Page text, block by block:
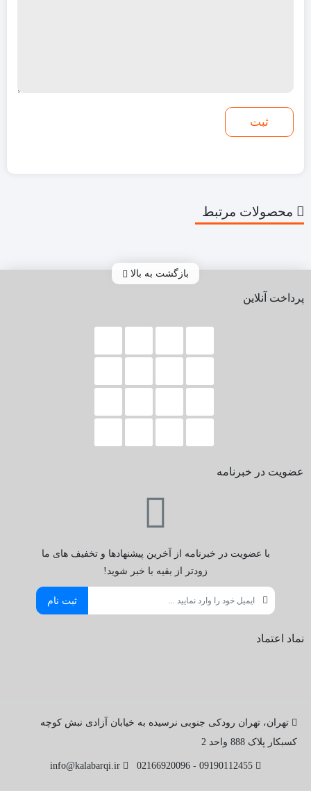
محصولات مرتبط
بازگشت به بالا
پرداخت آنلاین
عضویت در خبرنامه
با عضویت در خبرنامه از آخرین پیشنهادها و تخفیف های ما
زودتر از بقیه با خبر شوید!
ثبت نام
نماد اعتماد
تهران، تهران رودکی جنوبی نرسیده به خیابان آزادی نبش کوچه
کسبکار پلاک 888 واحد 2
09190112455 - 02166920096
info@kalabarqi.ir